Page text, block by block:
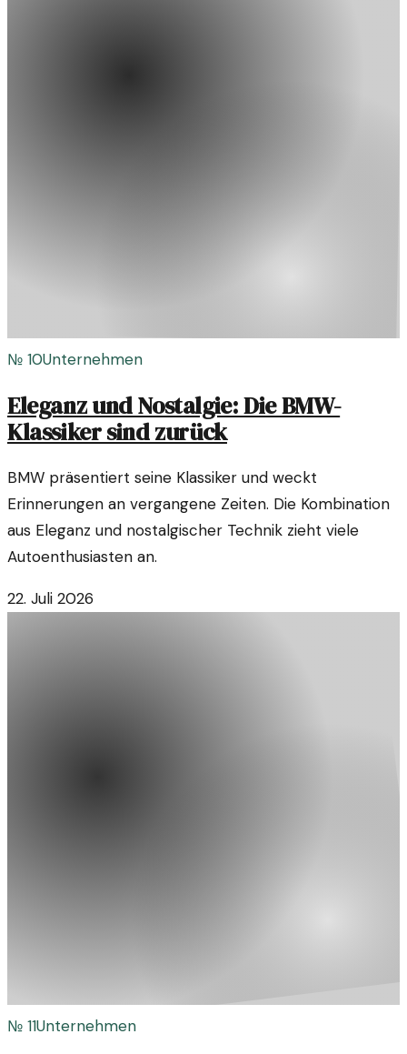
№ 10Unternehmen
Eleganz und Nostalgie: Die BMW-
Klassiker sind zurück
BMW präsentiert seine Klassiker und weckt
Erinnerungen an vergangene Zeiten. Die Kombination
aus Eleganz und nostalgischer Technik zieht viele
Autoenthusiasten an.
22. Juli 2026
№ 11Unternehmen